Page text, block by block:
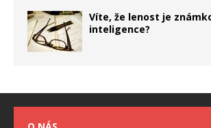
Víte, že lenost je
inteligence?